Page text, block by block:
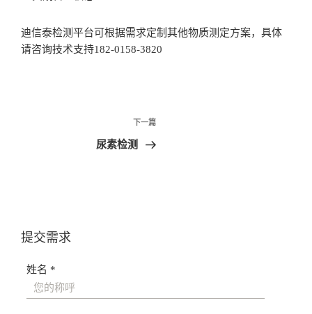
迪信泰检测平台可根据需求定制其他物质测定方案，具体
请咨询技术支持182-0158-3820
下一篇
尿素检测
提交需求
姓名 *